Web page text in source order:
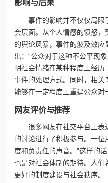
影响与后果
事件的影响并不仅仅局限
会层面。从个人情感的愤怒，
的舆论风暴，事件的波及效
出：“公众对于这种不公平现
明社会情绪在某种程度上经
事件的处理方式。同时，相关
能够在一定程度上重建公众对
网友评价与推荐
很多网友在社交平台上表
的讨论进行了积极参与。一位
度和负责任的声音。”这样的
也是对社会体制的期待。人们
更好的制度建设与社会秩序。